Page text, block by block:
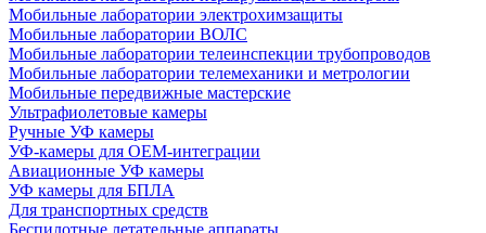
Мобильные лаборатории электрохимзащиты
Мобильные лаборатории ВОЛС
Мобильные лаборатории телеинспекции трубопроводов
Мобильные лаборатории телемеханики и метрологии
Мобильные передвижные мастерские
Ультрафиолетовые камеры
Ручные УФ камеры
УФ-камеры для OEM-интеграции
Авиационные УФ камеры
УФ камеры для БПЛА
Для транспортных средств
Беспилотные летательные аппараты